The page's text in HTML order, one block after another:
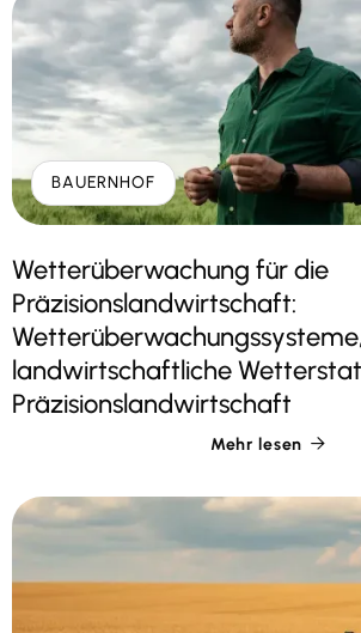
BAUERNHOF
Wetterüberwachung für die
Präzisionslandwirtschaft:
landwirtschaftliche
Präzisionslandwirtschaft
Mehr lesen 